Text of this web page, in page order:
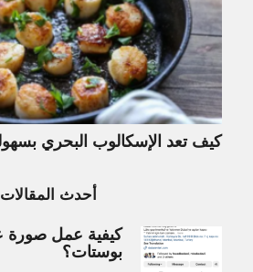
كيف تعد الإسكالوب البحري
أحدث المقالات
بوستات؟